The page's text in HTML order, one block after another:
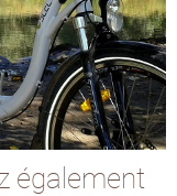
également